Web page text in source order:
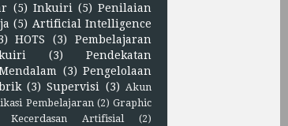
(5) Inkuiri (5) Penilaian
(5) Artificial Intelligence
HOTS (3)
Pembelajaran
(3)
Pendekatan
(3) Pengelolaan
(3) Supervisi (3) Akun
Pembelajaran (2) Graphic
Kecerdasan Artifisial
(2)